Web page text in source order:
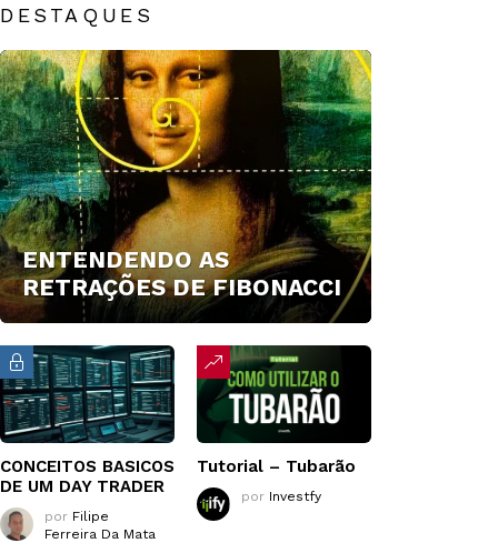
DESTAQUES
ENTENDENDO AS
RETRAÇÕES DE FIBONACCI
CONCEITOS BASICOS
DE UM DAY TRADER
por Filipe
Ferreira Da Mata
Tutorial – Tubarão
por Investfy